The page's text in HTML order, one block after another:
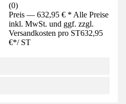
(0)
Preis — 632,95 € * Alle Preise
inkl. MwSt. und ggf. zzgl.
Versandkosten pro ST632,95
€*/ ST